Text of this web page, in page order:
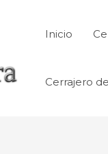
Inicio
Cerrajero